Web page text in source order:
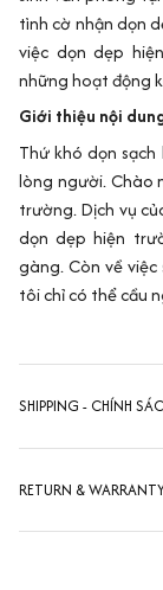
tình cờ nhận dọn
việc dọn dẹp
những hoạt động
Giới thiệu nội
Thứ khó dọn
lòng người. Chào
trường. Dịch vụ
dọn dẹp hiện
gàng. Còn về
tôi chỉ có thể cầu
SHIPPING - CHÍNH
RETURN &